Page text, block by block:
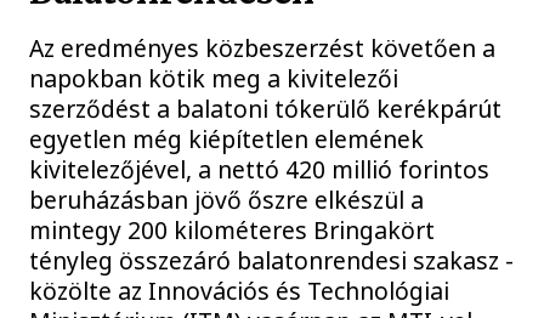
Az eredményes közbeszerzést követően a
napokban kötik meg a kivitelezői
szerződést a balatoni tókerülő kerékpárút
egyetlen még kiépítetlen elemének
kivitelezőjével, a nettó 420 millió forintos
beruházásban jövő őszre elkészül a
mintegy 200 kilométeres Bringakört
tényleg összezáró balatonrendesi szakasz -
közölte az Innovációs és Technológiai